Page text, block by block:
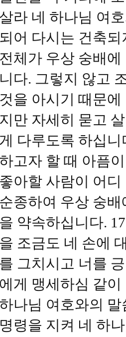
살라 네 하나님 여
되어 다시는 건축
전체가 우상 숭배
니다. 그렇지 않고
것을 아시기 때문
지만 자세히 묻고
게 다루도록 하십
하고자 할 때 아픔
좋아할 사람이 어
순종하여 우상 숭
을 약속하십니다.
을 조금도 네 손에
를 그치시고 너를
에게 맹세하심 같
하나님 여호와의
명령을 지켜 네 하